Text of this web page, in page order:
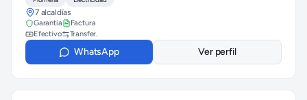
7 alcaldías
Garantía
Factura
Efectivo
Transfer.
WhatsApp Ver perfil